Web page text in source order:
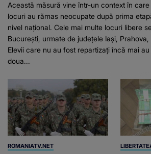
Această măsură vine într-un context în
locuri au rămas neocupate după prima
nivel național. Cele mai multe locuri libere
București, urmate de județele Iași,
Elevii care nu au fost repartizați încă mai
doua...
ROMANIATV.NET